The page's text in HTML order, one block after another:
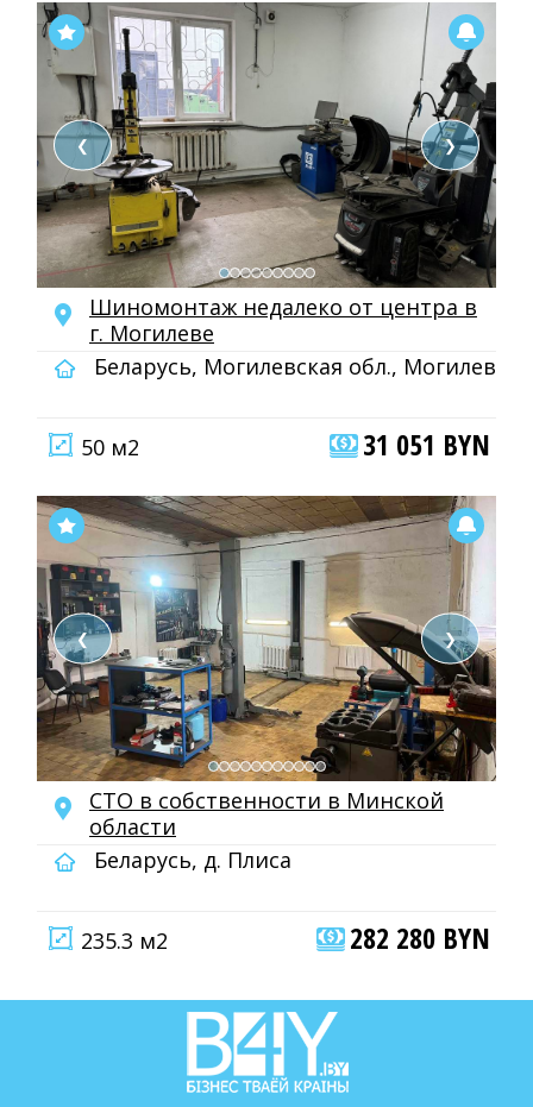
❮ ❯
Шиномонтаж недалеко от центра в
г. Могилеве
Беларусь, Могилевская обл., Могилев
50 м2 31 051 BYN
❮ ❯
СТО в собственности в Минской
области
Беларусь, д. Плиса
235.3 м2 282 280 BYN